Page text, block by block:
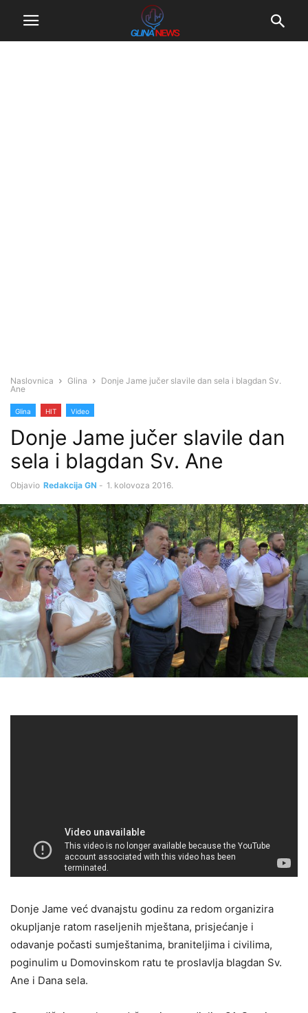
Naslovnica Glina
Donje Jame jučer slavile dan sela i blagdan Sv.
Ane
Glina HIT Video
Donje Jame jučer slavile dan
sela i blagdan Sv. Ane
Objavio Redakcija GN - 1. kolovoza 2016.
Donje Jame već dvanajstu godinu za redom organizira
okupljanje ratom raseljenih mještana, prisjećanje i
odavanje počasti sumještanima, braniteljima i civilima,
poginulim u Domovinskom ratu te proslavlja blagdan Sv.
Ane i Dana sela.